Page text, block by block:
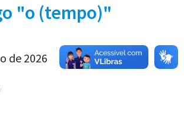
"o (tempo)"
de 2026